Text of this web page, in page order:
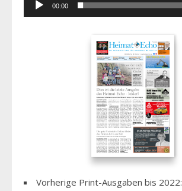
00:00
Vorherige Print-Ausgaben bis 2022: